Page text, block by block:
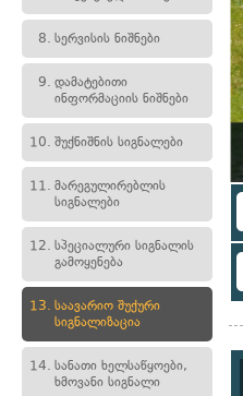
8. სერვისის ნიშნები
9. დამატებითი
ინფორმაციის ნიშნები
10. შუქნიშნის სიგნალები
11. მარეგულირებლის
სიგნალები
12. სპეციალური სიგნალის
გამოყენება
13. საავარიო შუქური
სიგნალიზაცია
14. სანათი ხელსაწყოები,
ხმოვანი სიგნალი